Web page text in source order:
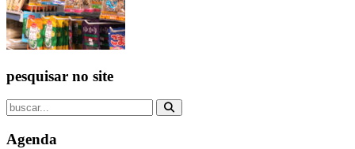
pesquisar no site
Agenda